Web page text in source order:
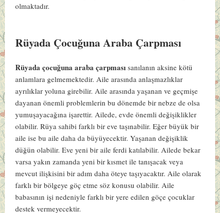
olmaktadır.
Rüyada Çocuğuna Araba Çarpması
Rüyada çocuğuna araba çarpmasısanılanın aksine kötü
anlamlara gelmemektedir. Aile arasında anlaşmazlıklar
ayrılıklar yoluna girebilir. Aile arasında yaşanan ve geçmişe
dayanan önemli problemlerin bu dönemde bir nebze de olsa
yumuşayacağına işarettir. Ailede, evde önemli değişiklikler
olabilir. Rüya sahibi farklı bir eve taşınabilir. Eğer büyük bir
aile ise bu aile daha da büyüyecektir. Yaşanan değişiklik
düğün olabilir. Eve yeni bir aile ferdi katılabilir. Ailede bekar
varsa yakın zamanda yeni bir kısmet ile tanışacak veya
mevcut ilişkisini bir adım daha öteye taşıyacaktır. Aile olarak
farklı bir bölgeye göç etme söz konusu olabilir. Aile
babasının işi nedeniyle farklı bir yere edilen göçe çocuklar
destek vermeyecektir.